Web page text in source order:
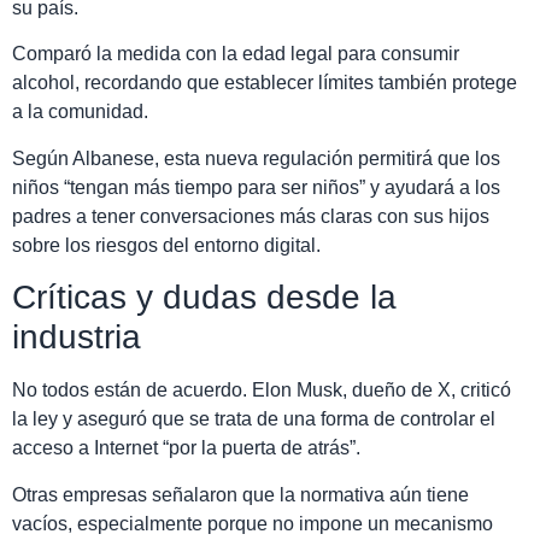
su país.
Comparó la medida con la edad legal para consumir
alcohol, recordando que establecer límites también protege
a la comunidad.
Según Albanese, esta nueva regulación permitirá que los
niños “tengan más tiempo para ser niños” y ayudará a los
padres a tener conversaciones más claras con sus hijos
sobre los riesgos del entorno digital.
Críticas y dudas desde la
industria
No todos están de acuerdo. Elon Musk, dueño de X, criticó
la ley y aseguró que se trata de una forma de controlar el
acceso a Internet “por la puerta de atrás”.
Otras empresas señalaron que la normativa aún tiene
vacíos, especialmente porque no impone un mecanismo